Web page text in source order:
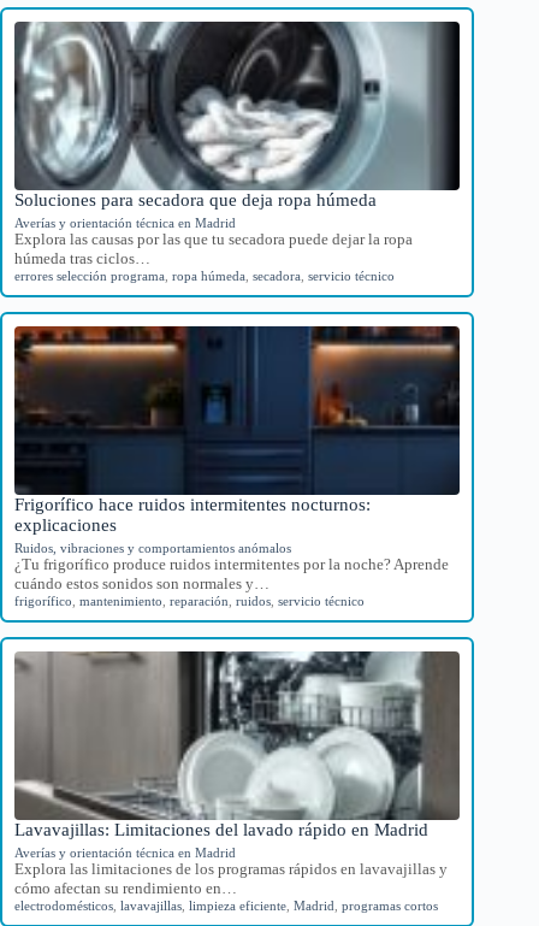
Soluciones para secadora que deja ropa húmeda
Averías y orientación técnica en Madrid
Explora las causas por las que tu secadora puede dejar la ropa
húmeda tras ciclos…
errores selección programa ropa húmeda secadora servicio técnico
Frigorífico hace ruidos intermitentes nocturnos:
explicaciones
Ruidos, vibraciones y comportamientos anómalos
¿Tu frigorífico produce ruidos intermitentes por la noche? Aprende
cuándo estos sonidos son normales y…
frigorífico mantenimiento reparación ruidos servicio técnico
Lavavajillas: Limitaciones del lavado rápido en Madrid
Averías y orientación técnica en Madrid
Explora las limitaciones de los programas rápidos en lavavajillas y
cómo afectan su rendimiento en…
electrodomésticos lavavajillas limpieza eficiente Madrid programas cortos